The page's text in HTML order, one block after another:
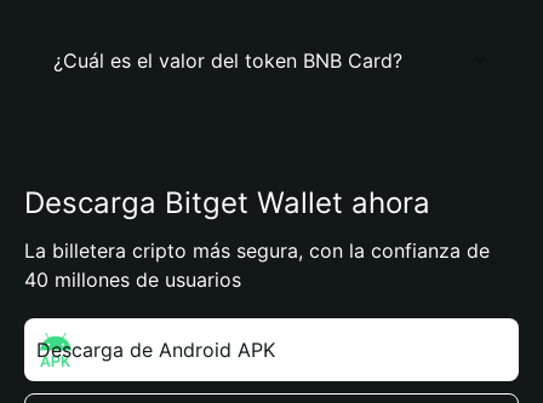
¿Cuál es el valor del token BNB Card?
Descarga Bitget Wallet ahora
La billetera cripto más segura, con la confianza de
40 millones de usuarios
Descarga de Android APK